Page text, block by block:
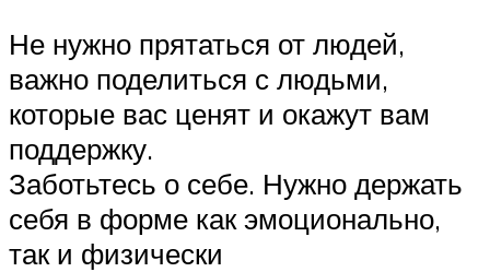
Не нужно прятаться от людей,
важно поделиться с людьми,
которые вас ценят и окажут вам
поддержку.
Заботьтесь о себе. Нужно держать
себя в форме как эмоционально,
так и физически